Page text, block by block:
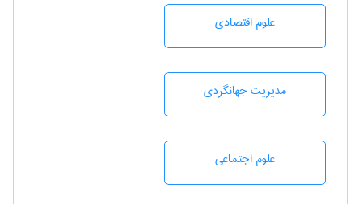
علوم اقتصادی
مديريت جهانگردی
علوم اجتماعی